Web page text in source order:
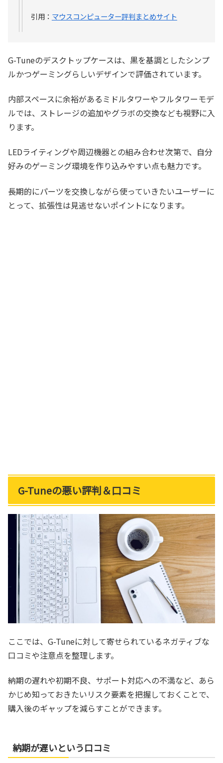
引用： マウスコンピューター評判まとめサイト
G-Tuneのデスクトップケースは、黒を基調としたシンプ
ルかつゲーミングらしいデザインで評価されています。
内部スペースに余裕があるミドルタワーやフルタワーモデ
ルでは、ストレージの追加やグラボの交換なども視野に入
ります。
LEDライティングや周辺機器との組み合わせ次第で、自分
好みのゲーミング環境を作り込みやすい点も魅力です。
長期的にパーツを交換しながら使っていきたいユーザーに
とって、拡張性は見逃せないポイントになります。
G-Tuneの悪い評判＆口コミ
ここでは、G-Tuneに対して寄せられているネガティブな
口コミや注意点を整理します。
納期の遅れや初期不良、サポート対応への不満など、あら
かじめ知っておきたいリスク要素を把握しておくことで、
購入後のギャップを減らすことができます。
納期が遅いという口コミ